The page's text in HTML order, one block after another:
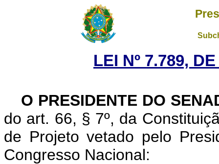
LEI Nº 7.789,
O PRESIDENTE DO
do art. 66, § 7º, da
de Projeto vetado pelo
Congresso Nacional: